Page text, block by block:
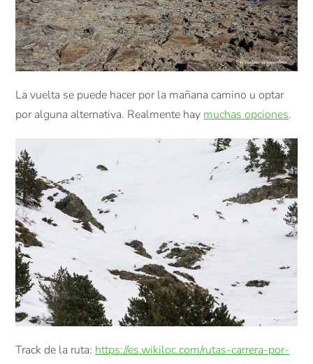
La vuelta se puede hacer por la mañana camino u optar
por alguna alternativa. Realmente hay muchas opciones.
Track de la ruta: https://es.wikiloc.com/rutas-carrera-por-